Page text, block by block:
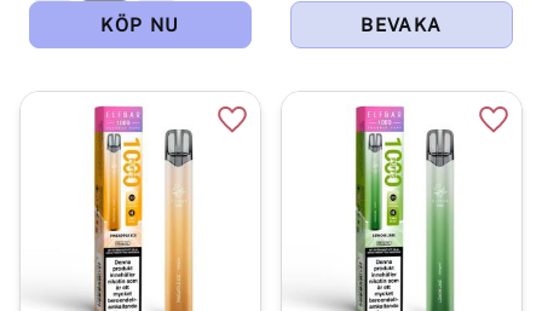
Lägg till i favoriter